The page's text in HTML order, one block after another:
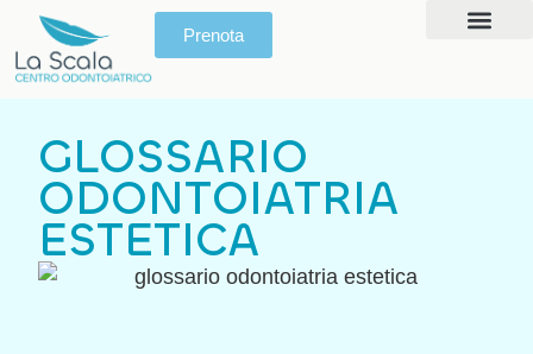
Prenota
GLOSSARIO
ODONTOIATRIA
ESTETICA